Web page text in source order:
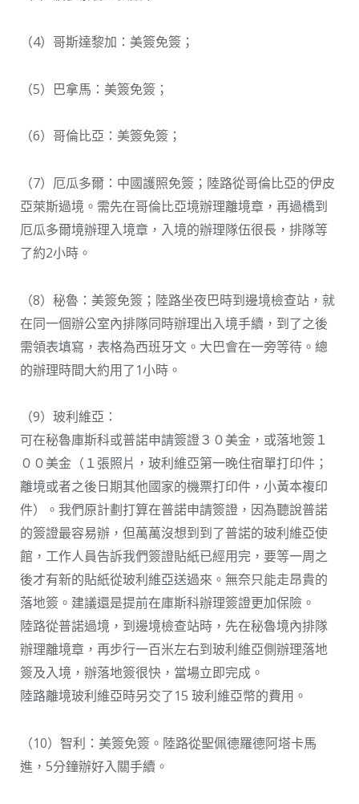
（4）哥斯達黎加：美簽免簽；
（5）巴拿馬：美簽免簽；
（6）哥倫比亞：美簽免簽；
（7）厄瓜多爾：中國護照免簽；陸路從哥倫比亞的伊皮
亞萊斯過境。需先在哥倫比亞境辦理離境章，再過橋到
厄瓜多爾境辦理入境章，入境的辦理隊伍很長，排隊等
了約2小時。
（8）秘魯：美簽免簽；陸路坐夜巴時到邊境檢查站，就
在同一個辦公室內排隊同時辦理出入境手續，到了之後
需領表填寫，表格為西班牙文。大巴會在一旁等待。總
的辦理時間大約用了1小時。
（9）玻利維亞：
可在秘魯庫斯科或普諾申請簽證３０美金，或落地簽１
００美金（１張照片，玻利維亞第一晚住宿單打印件；
離境或者之後日期其他國家的機票打印件，小黃本複印
件）。我們原計劃打算在普諾申請簽證，因為聽說普諾
的簽證最容易辦，但萬萬沒想到到了普諾的玻利維亞使
館，工作人員告訴我們簽證貼紙已經用完，要等一周之
後才有新的貼紙從玻利維亞送過來。無奈只能走昂貴的
落地簽。建議還是提前在庫斯科辦理簽證更加保險。
陸路從普諾過境，到邊境檢查站時，先在秘魯境內排隊
辦理離境章，再步行一百米左右到玻利維亞側辦理落地
簽及入境，辦落地簽很快，當場立即完成。
陸路離境玻利維亞時另交了15 玻利維亞幣的費用。
（10）智利：美簽免簽。陸路從聖佩德羅德阿塔卡馬
進，5分鐘辦好入關手續。